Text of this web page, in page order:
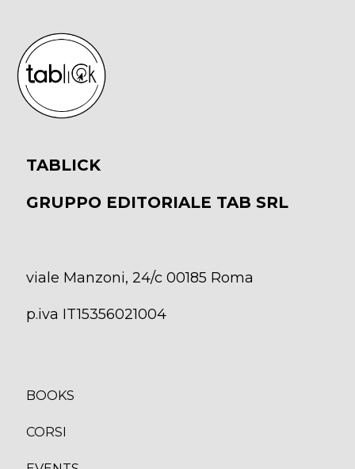
TABLICK
GRUPPO EDITORIALE TAB SRL
viale Manzoni, 24/c 00185 Roma
p.iva IT15356021004
BOOKS
CORSI